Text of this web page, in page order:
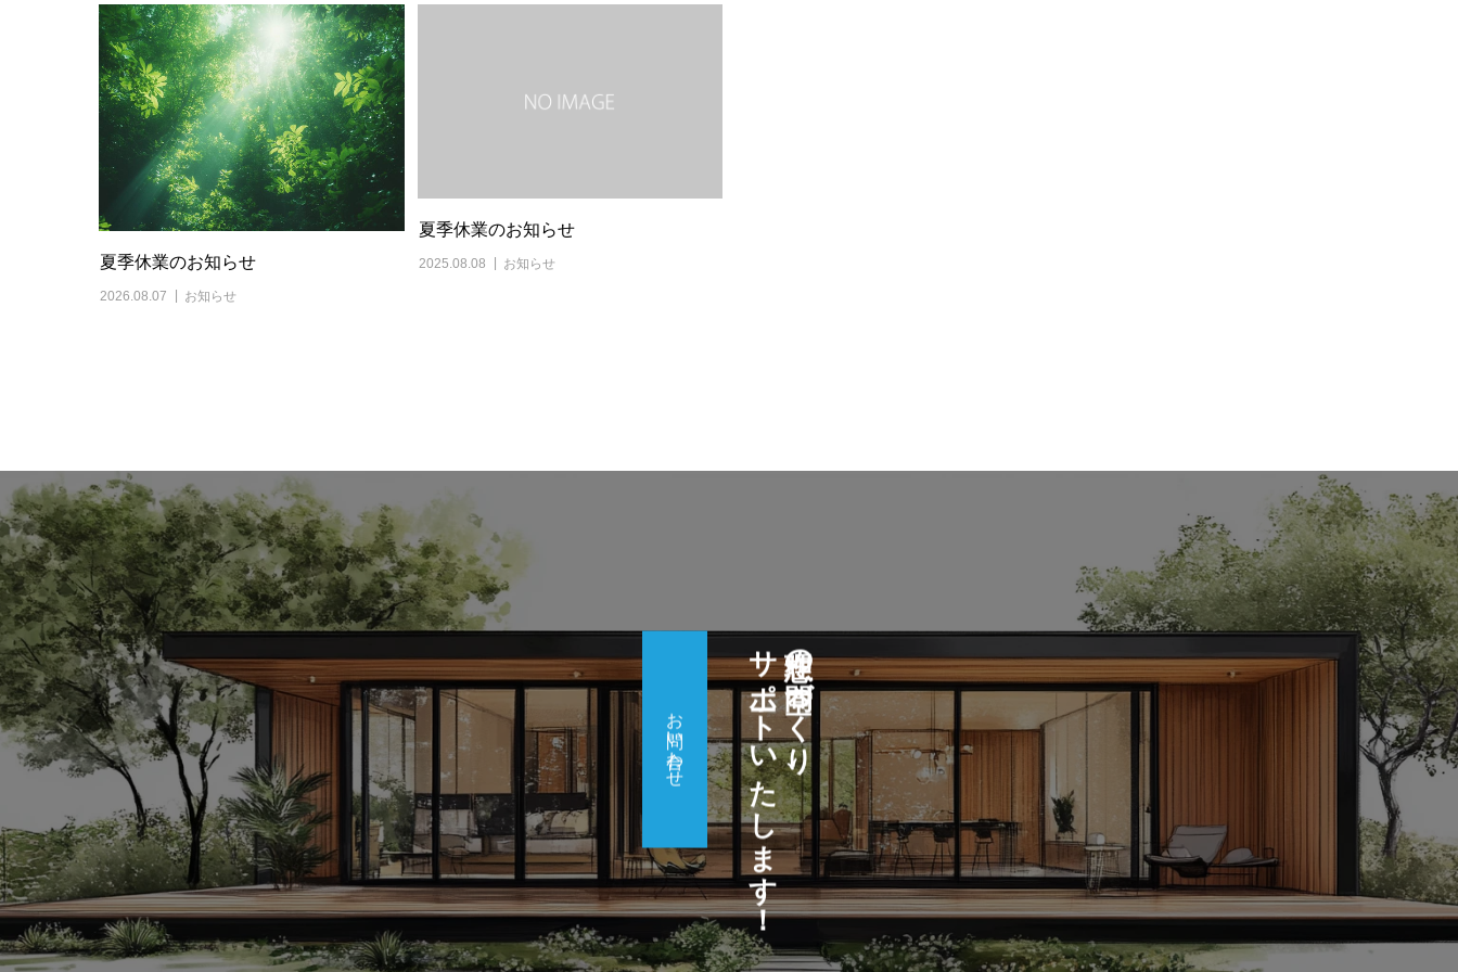
夏季休業のお知らせ
2026.08.07 お知らせ
夏季休業のお知らせ
2025.08.08 お知らせ
理想の空間づくり、
サポートいたします！
お問い合わせ